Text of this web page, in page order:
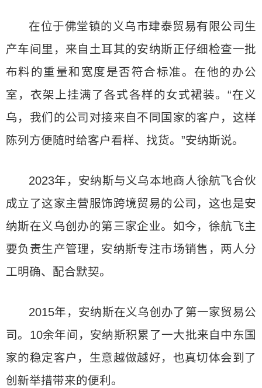
在位于佛堂镇的义乌市珒泰贸易有限公司生
产车间里，来自土耳其的安纳斯正仔细检查一批
布料的重量和宽度是否符合标准。在他的办公
室，衣架上挂满了各式各样的女式裙装。“在义
乌，我们的公司对接来自不同国家的客户，这样
陈列方便随时给客户看样、找货。”安纳斯说。
2023年，安纳斯与义乌本地商人徐航飞合伙
成立了这家主营服饰跨境贸易的公司，这也是安
纳斯在义乌创办的第三家企业。如今，徐航飞主
要负责生产管理，安纳斯专注市场销售，两人分
工明确、配合默契。
2015年，安纳斯在义乌创办了第一家贸易公
司。10余年间，安纳斯积累了一大批来自中东国
家的稳定客户，生意越做越好，也真切体会到了
创新举措带来的便利。